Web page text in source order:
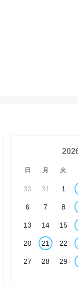
日 月 火
30 31 1
6 7 8
13 14 15
20 21 22
27 28 29